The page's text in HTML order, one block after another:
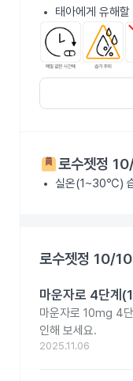
태아에게 유해
로수젯정
실온(1~30℃)
로수젯정 10/
마운자로 4단계
마운자로 10mg 4
인해 보세요.
2025.11.06